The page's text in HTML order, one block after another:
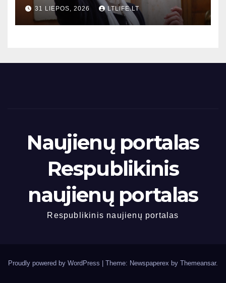
31 LIEPOS, 2026 LTLIFE.LT
Naujienų portalas
Respublikinis
naujienų portalas
Respublikinis naujienų portalas
Proudly powered by WordPress Theme: Newspaperex by Themeansar.